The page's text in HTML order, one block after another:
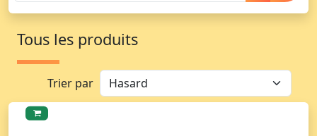
Tous les produits
Trier par